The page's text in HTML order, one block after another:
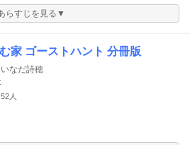
らすじを見る▼
家 ゴーストハント 分冊版
いなだ詩穂
人